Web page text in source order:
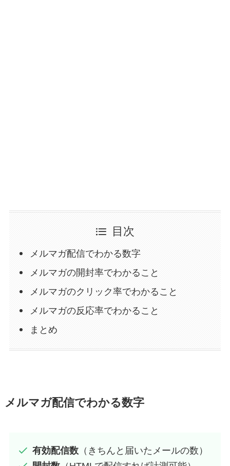
目次
メルマガ配信でわかる数字
メルマガの開封率でわかること
メルマガのクリック率でわかること
メルマガの反応率でわかること
まとめ
メルマガ配信でわかる数字
有効配信数（きちんと届いたメールの数）